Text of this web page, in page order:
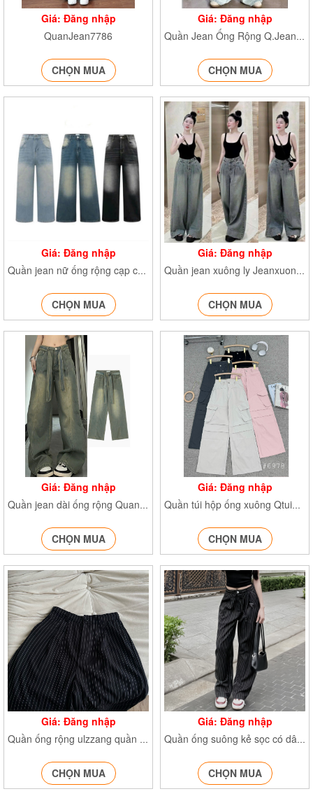
Giá: Đăng nhập
QuanJean7786
CHỌN MUA
Giá: Đăng nhập
Quần Jean Ống Rộng Q.Jeanxuong7776
CHỌN MUA
Giá: Đăng nhập
Quần jean nữ ống rộng cạp cao Quanjeancapcao7779 Q.Jean7780 Q.jean7781
CHỌN MUA
Giá: Đăng nhập
Quần jean xuông ly Jeanxuongly7657
CHỌN MUA
Giá: Đăng nhập
Quần jean dài ống rộng Quanjean874
CHỌN MUA
Giá: Đăng nhập
Quần túi hộp ống xuông Qtuihop6978
CHỌN MUA
Giá: Đăng nhập
Quần ống rộng ulzzang quần kẻ sọc line Qkekhongday122
CHỌN MUA
Giá: Đăng nhập
Quần ống suông kẻ sọc có dây rút chun lưng cúc khoá Qkecoday124
CHỌN MUA